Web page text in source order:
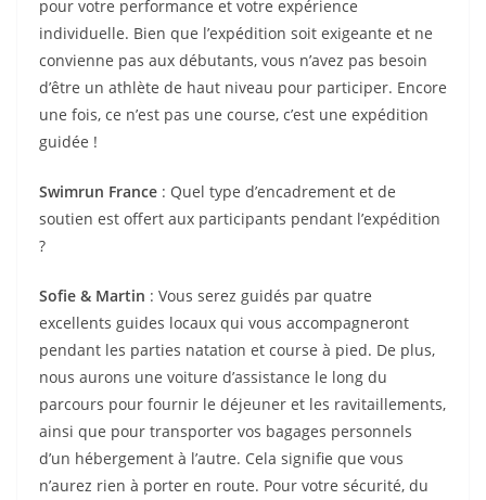
pour votre performance et votre expérience
individuelle. Bien que l’expédition soit exigeante et ne
convienne pas aux débutants, vous n’avez pas besoin
d’être un athlète de haut niveau pour participer. Encore
une fois, ce n’est pas une course, c’est une expédition
guidée !
Swimrun France : Quel type d’encadrement et de
soutien est offert aux participants pendant l’expédition
?
Sofie & Martin : Vous serez guidés par quatre
excellents guides locaux qui vous accompagneront
pendant les parties natation et course à pied. De plus,
nous aurons une voiture d’assistance le long du
parcours pour fournir le déjeuner et les ravitaillements,
ainsi que pour transporter vos bagages personnels
d’un hébergement à l’autre. Cela signifie que vous
n’aurez rien à porter en route. Pour votre sécurité, du